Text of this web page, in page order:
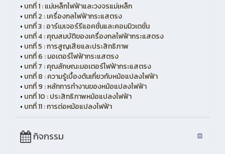
• บทที่ 1 : แม่เหล็กไฟฟ้าและวงจรแม่เหล็ก
• บทที่ 2 : เครื่องกลไฟฟ้ากระแสตรง
• บทที่ 3 : อาร์เมเจอร์รีแอคชั่นและคอมมิวเตชั่น
• บทที่ 4 : คุณสมบัติของเครื่องกลไฟฟ้ากระแสตรง
• บทที่ 5 : การสูญเสียและประสิทธิภาพ
• บทที่ 6 : มอเตอร์ไฟฟ้ากระแสตรง
• บทที่ 7 : คุณลักษณะมอเตอร์ไฟฟ้ากระแสตรง
• บทที่ 8 : ความรู้เบื้องต้นเกี่ยวกับหม้อแปลงไฟฟ้า
• บทที่ 9 : หลักการทำงานของหม้อแปลงไฟฟ้า
• บทที่ 10 : ประสิทธิภาพหม้อแปลงไฟฟ้า
• บทที่ 11 : การต่อหม้อแปลงไฟฟ้า
กิจกรรม